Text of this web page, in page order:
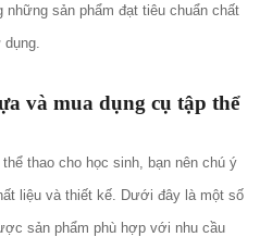
những sản phẩm đạt tiêu chuẩn chất
và mua dụng cụ tập thể
thao cho học sinh, bạn nên chú ý
liệu và thiết kế. Dưới đây là một số
sản phẩm phù hợp với nhu cầu